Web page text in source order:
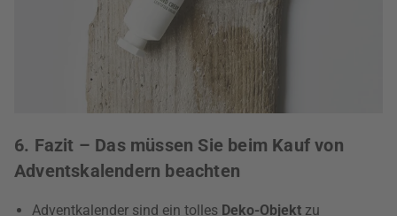
6. Fazit – Das müssen Sie beim Kauf von
Adventskalendern beachten
Adventkalender sind ein tolles Deko-Objekt zu